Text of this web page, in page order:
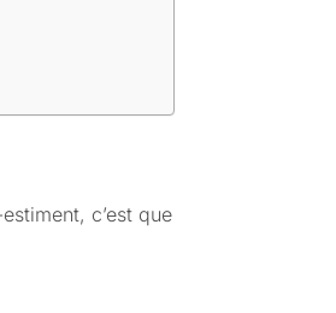
c’est que